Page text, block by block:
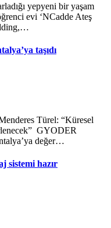
yepyeni bir yaşam
evi ‘NCadde Ateş
taşıdı
Türel: “Küresel
GYODER
değer…
sistemi hazır